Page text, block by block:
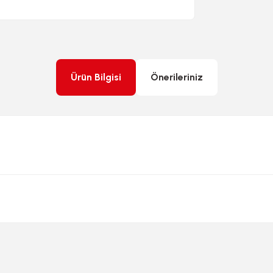
Ürün Bilgisi Önerileriniz